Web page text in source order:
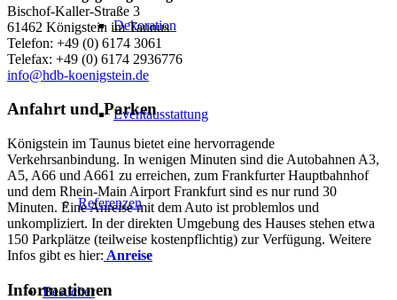
Dekoration
Eventausstattung
Referenzen
Besucher
Bischof-Kaller-Straße 3
61462 Königstein im Taunus
Telefon: +49 (0) 6174 3061
Telefax: +49 (0) 6174 2936776
info@hdb-koenigstein.de
Anfahrt und Parken
Königstein im Taunus bietet eine hervorragende
Verkehrsanbindung. In wenigen Minuten sind die Autobahnen A3,
A5, A66 und A661 zu erreichen, zum Frankfurter Hauptbahnhof
und dem Rhein-Main Airport Frankfurt sind es nur rund 30
Minuten. Eine Anreise mit dem Auto ist problemlos und
unkompliziert. In der direkten Umgebung des Hauses stehen etwa
150 Parkplätze (teilweise kostenpflichtig) zur Verfügung. Weitere
Infos gibt es hier: Anreise
Informationen